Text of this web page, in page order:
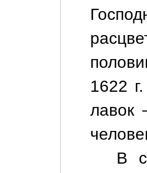
1622
лавок
В